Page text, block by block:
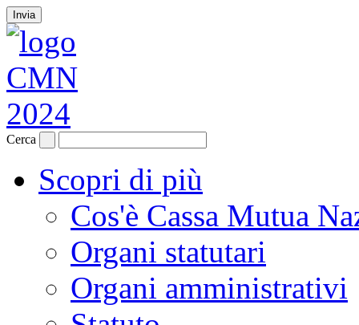
Invia
Cerca
Scopri di più
Cos'è Cassa Mutua
Organi statutari
Organi amministrativi